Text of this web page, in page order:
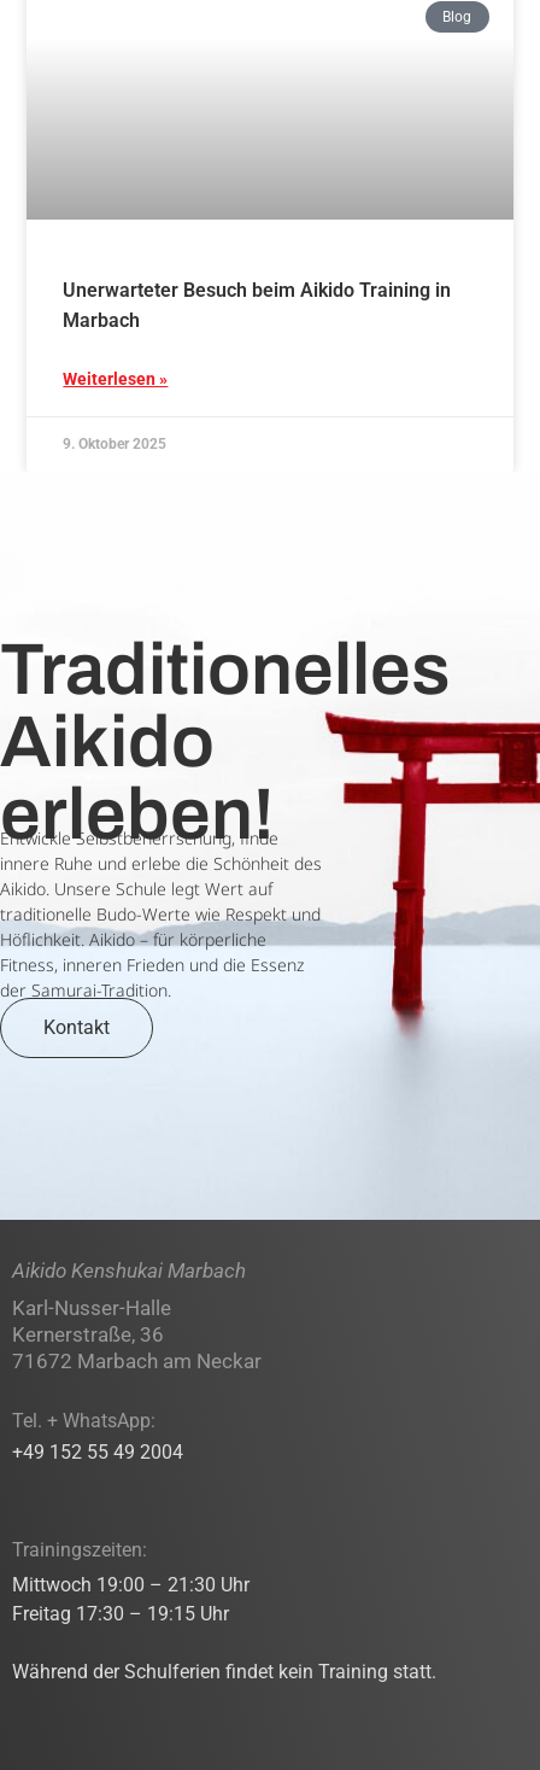
Blog
Unerwarteter Besuch beim Aikido Training in
Marbach
Weiterlesen »
9. Oktober 2025
Traditionelles
Aikido
erleben!
Entwickle Selbstbeherrschung, finde
innere Ruhe und erlebe die Schönheit des
Aikido. Unsere Schule legt Wert auf
traditionelle Budo-Werte wie Respekt und
Höflichkeit. Aikido – für körperliche
Fitness, inneren Frieden und die Essenz
der Samurai-Tradition.
Kontakt
Aikido Kenshukai Marbach
Karl-Nusser-Halle
Kernerstraße, 36
71672 Marbach am Neckar
Tel. + WhatsApp:
+49 152 55 49 2004
Trainingszeiten:
Mittwoch 19:00 – 21:30 Uhr
Freitag 17:30 – 19:15 Uhr
Während der Schulferien findet kein Training statt.